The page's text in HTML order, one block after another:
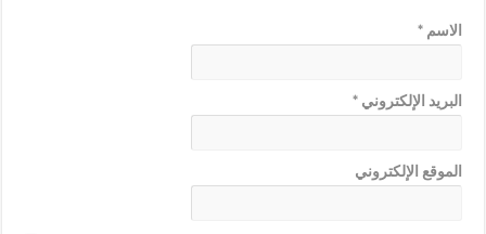
الاسم*
البريد الإلكتروني*
الموقع الإلكتروني